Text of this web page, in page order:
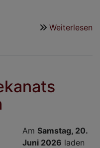
Weiterlesen
Am Samstag, 20.
Juni 2026 laden